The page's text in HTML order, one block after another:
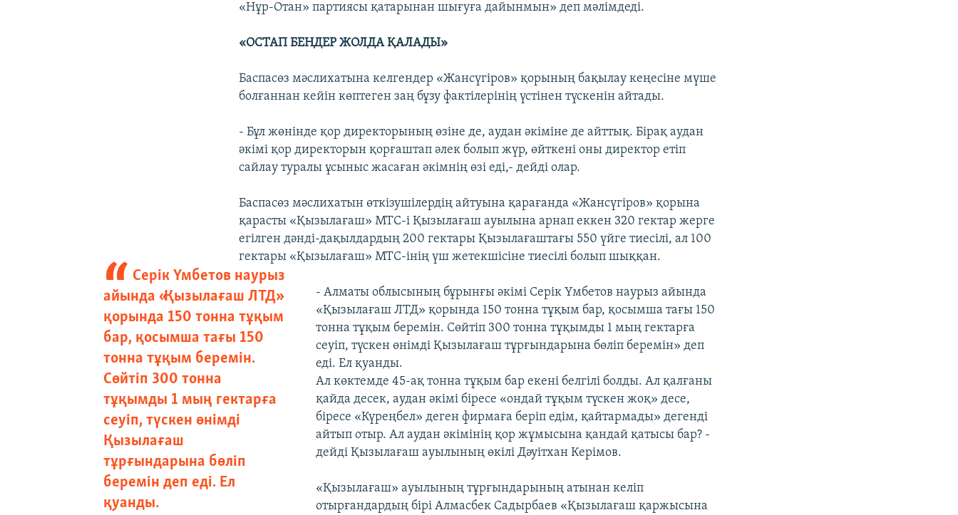
«Нұр-Отан» партиясы қатарынан шығуға дайынмын» деп мәлімдеді.
«ОСТАП БЕНДЕР ЖОЛДА ҚАЛАДЫ»
Баспасөз мәслихатына келгендер «Жансүгіров» қорының бақылау кеңесіне мүше
болғаннан кейін көптеген заң бұзу фактілерінің үстінен түскенін айтады.
- Бұл жөнінде қор директорының өзіне де, аудан әкіміне де айттық. Бірақ аудан
әкімі қор директорын қорғаштап әлек болып жүр, өйткені оны директор етіп
сайлау туралы ұсыныс жасаған әкімнің өзі еді,- дейді олар.
Баспасөз мәслихатын өткізушілердің айтуына қарағанда «Жансүгіров» қорына
қарасты «Қызылағаш» МТС-і Қызылағаш ауылына арнап еккен 320 гектар жерге
егілген дәнді-дақылдардың 200 гектары Қызылағаштағы 550 үйге тиесілі, ал 100
гектары «Қызылағаш» МТС-інің үш жетекшісіне тиесілі болып шыққан.
Серік Үмбетов наурыз
айында «Қызылағаш ЛТД»
қорында 150 тонна тұқым
бар, қосымша тағы 150
тонна тұқым беремін.
Сөйтіп 300 тонна
тұқымды 1 мың гектарға
сеуіп, түскен өнімді
Қызылағаш
тұрғындарына бөліп
беремін деп еді. Ел
қуанды.
- Алматы облысының бұрынғы әкімі Серік Үмбетов наурыз айында
«Қызылағаш ЛТД» қорында 150 тонна тұқым бар, қосымша тағы 150
тонна тұқым беремін. Сөйтіп 300 тонна тұқымды 1 мың гектарға
сеуіп, түскен өнімді Қызылағаш тұрғындарына бөліп беремін» деп
еді. Ел қуанды.
Ал көктемде 45-ақ тонна тұқым бар екені белгілі болды. Ал қалғаны
қайда десек, аудан әкімі біресе «ондай тұқым түскен жоқ» десе,
біресе «Күреңбел» деген фирмаға беріп едім, қайтармады» дегенді
айтып отыр. Ал аудан әкімінің қор жұмысына қандай қатысы бар? -
дейді Қызылағаш ауылының өкілі Дәуітхан Керімов.
«Қызылағаш» ауылының тұрғындарының атынан келіп
отырғандардың бірі Алмасбек Садырбаев «Қызылағаш қаржысына